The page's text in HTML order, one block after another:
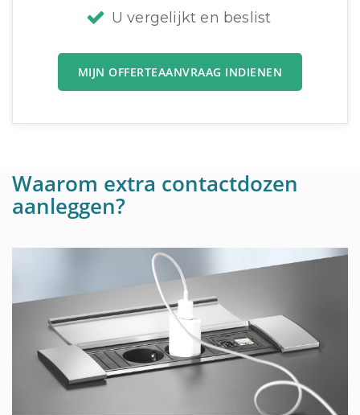
U vergelijkt en beslist
MIJN OFFERTEAANVRAAG INDIENEN
Waarom extra contactdozen
aanleggen?